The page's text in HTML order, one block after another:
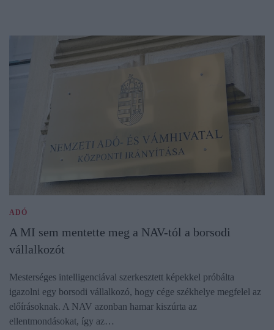
ADÓ
A MI sem mentette meg a NAV-tól a borsodi
vállalkozót
Mesterséges intelligenciával szerkesztett képekkel próbálta
igazolni egy borsodi vállalkozó, hogy cége székhelye megfelel az
előírásoknak. A NAV azonban hamar kiszúrta az
ellentmondásokat, így az…